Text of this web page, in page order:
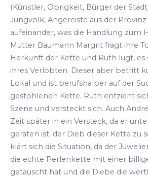
(Künstler, Obrigkeit, Bürger der
Jungvolk, Angereiste aus der Provinz
aufeinander, was die Handlung zum
Mutter Baumann Margrit fragt ihre
Herkunft der Kette und Ruth lügt, es
ihres Verlobten. Dieser aber betritt
Lokal und ist berufshalber auf der
gestohlenen Kette. Ruth entzieht
Szene und versteckt sich. Auch
Zeit später in ein Versteck, da er
geraten ist, der Dieb dieser Kette zu
klärt sich die Situation, da der
die echte Perlenkette mit einer
getauscht hat und die Diebe die